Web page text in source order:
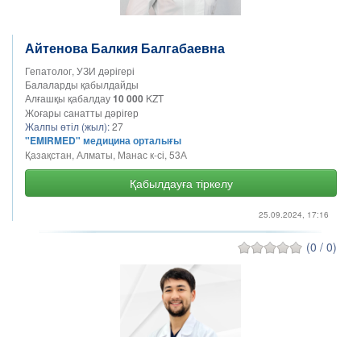
Айтенова Балкия Балгабаевна
Гепатолог, УЗИ дәрігері
Балаларды қабылдайды
Алғашқы қабалдау10 000 KZT
Жоғары санатты дәрігер
Жалпы өтіл (жыл):27
"EMIRMED" медицина орталығы
Қазақстан, Алматы, Манас к-сі, 53А
Қабылдауға тіркелу
25.09.2024, 17:16
(0 / 0)